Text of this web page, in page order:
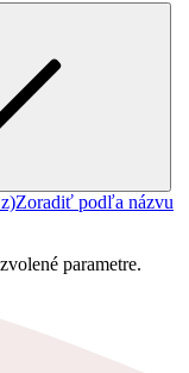
Zoradiť podľa názvu
parametre.